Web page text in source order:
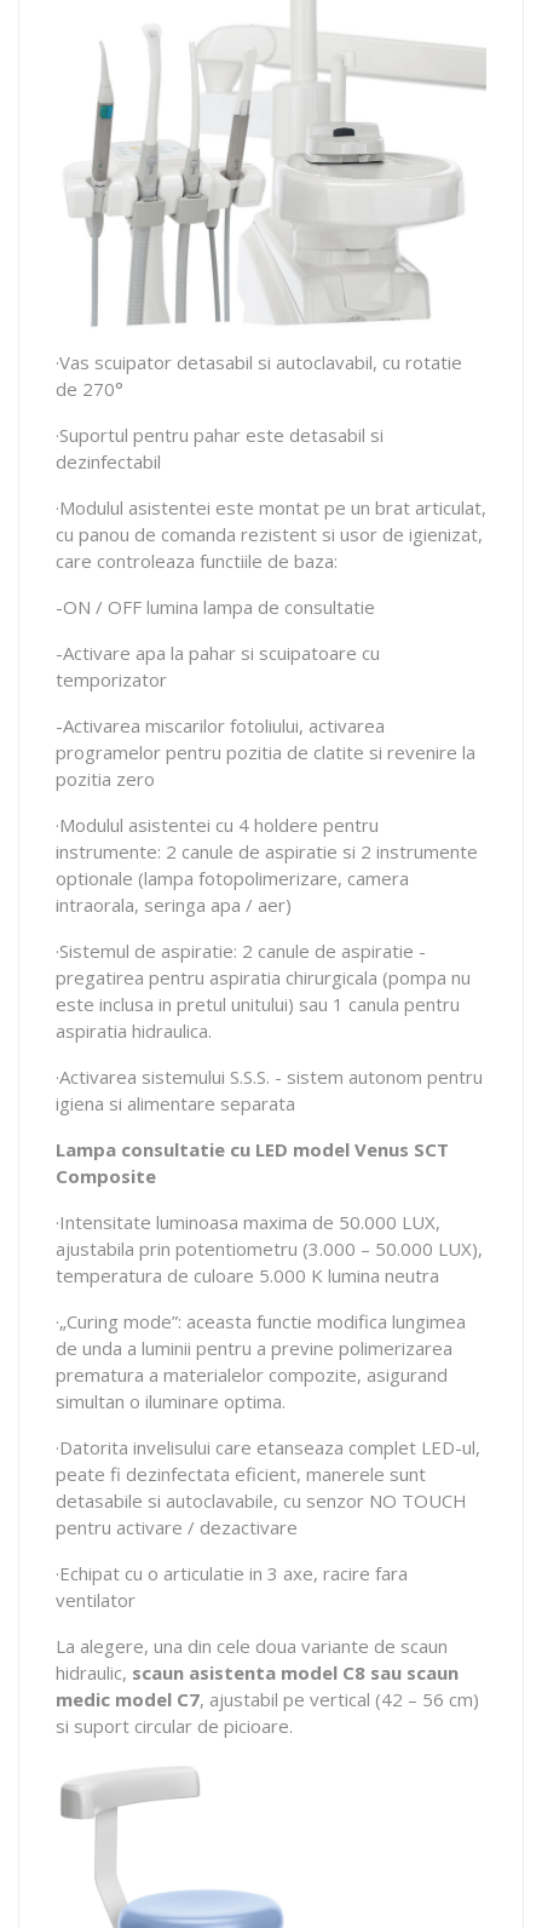
·Vas scuipator detasabil si autoclavabil, cu rotatie
de 270°
·Suportul pentru pahar este detasabil si
dezinfectabil
·Modulul asistentei este montat pe un brat articulat,
cu panou de comanda rezistent si usor de igienizat,
care controleaza functiile de baza:
-ON / OFF lumina lampa de consultatie
-Activare apa la pahar si scuipatoare cu
temporizator
-Activarea miscarilor fotoliului, activarea
programelor pentru pozitia de clatite si revenire la
pozitia zero
·Modulul asistentei cu 4 holdere pentru
instrumente: 2 canule de aspiratie si 2 instrumente
optionale (lampa fotopolimerizare, camera
intraorala, seringa apa / aer)
·Sistemul de aspiratie: 2 canule de aspiratie -
pregatirea pentru aspiratia chirurgicala (pompa nu
este inclusa in pretul unitului) sau 1 canula pentru
aspiratia hidraulica.
·Activarea sistemului S.S.S. - sistem autonom pentru
igiena si alimentare separata
Lampa consultatie cu LED model Venus SCT
Composite
·Intensitate luminoasa maxima de 50.000 LUX,
ajustabila prin potentiometru (3.000 – 50.000 LUX),
temperatura de culoare 5.000 K lumina neutra
·„Curing mode”: aceasta functie modifica lungimea
de unda a luminii pentru a previne polimerizarea
prematura a materialelor compozite, asigurand
simultan o iluminare optima.
·Datorita invelisului care etanseaza complet LED-ul,
peate fi dezinfectata eficient, manerele sunt
detasabile si autoclavabile, cu senzor NO TOUCH
pentru activare / dezactivare
·Echipat cu o articulatie in 3 axe, racire fara
ventilator
La alegere, una din cele doua variante de scaun
hidraulic, scaun asistenta model C8 sau scaun
medic model C7, ajustabil pe vertical (42 – 56 cm)
si suport circular de picioare.